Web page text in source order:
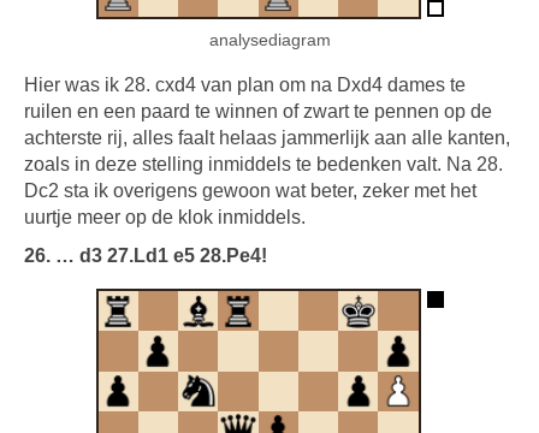
analysediagram
Hier was ik 28. cxd4 van plan om na Dxd4 dames te
ruilen en een paard te winnen of zwart te pennen op de
achterste rij, alles faalt helaas jammerlijk aan alle kanten,
zoals in deze stelling inmiddels te bedenken valt. Na 28.
Dc2 sta ik overigens gewoon wat beter, zeker met het
uurtje meer op de klok inmiddels.
26. … d3 27.Ld1 e5 28.Pe4!